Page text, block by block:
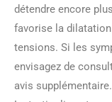
détendre encore
favorise la
tensions. Si les
envisagez de
avis supplémentaire.